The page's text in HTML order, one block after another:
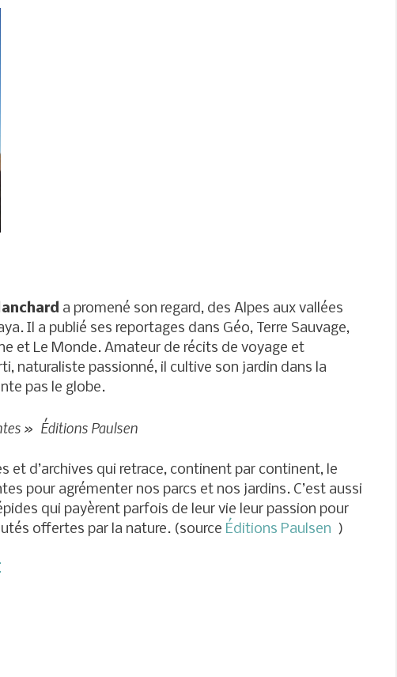
a promené son regard, des Alpes aux vallées
Il a publié ses reportages dans Géo, Terre Sauvage,
et Le Monde. Amateur de récits de voyage et
naturaliste passionné, il cultive son jardin dans la
pas le globe.
» Éditions Paulsen
et d’archives qui retrace, continent par continent, le
pour agrémenter nos parcs et nos jardins. C’est aussi
qui payèrent parfois de leur vie leur passion pour
offertes par la nature. (source Éditions Paulsen )